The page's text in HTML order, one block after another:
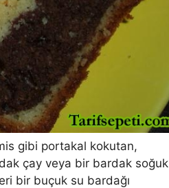
gibi portakal kokutan,
çay veya bir bardak soğuk
bir buçuk su bardağı